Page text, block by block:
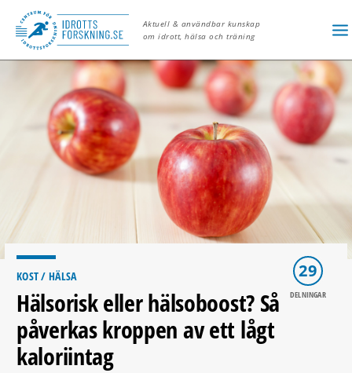
Aktuell & användbar kunskap
om idrott, hälsa och träning
29
DELNINGAR
KOST/ HÄLSA
Hälsorisk eller hälsoboost? Så
påverkas kroppen av ett lågt
kaloriintag